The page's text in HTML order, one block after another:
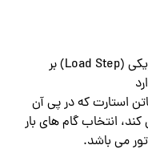
در مُد کنترل دستی، تعدادی گام بار الکتریکی (Load Step) بر
استارت که در پی آن
کند، انتخاب گام های بار
می باشد.